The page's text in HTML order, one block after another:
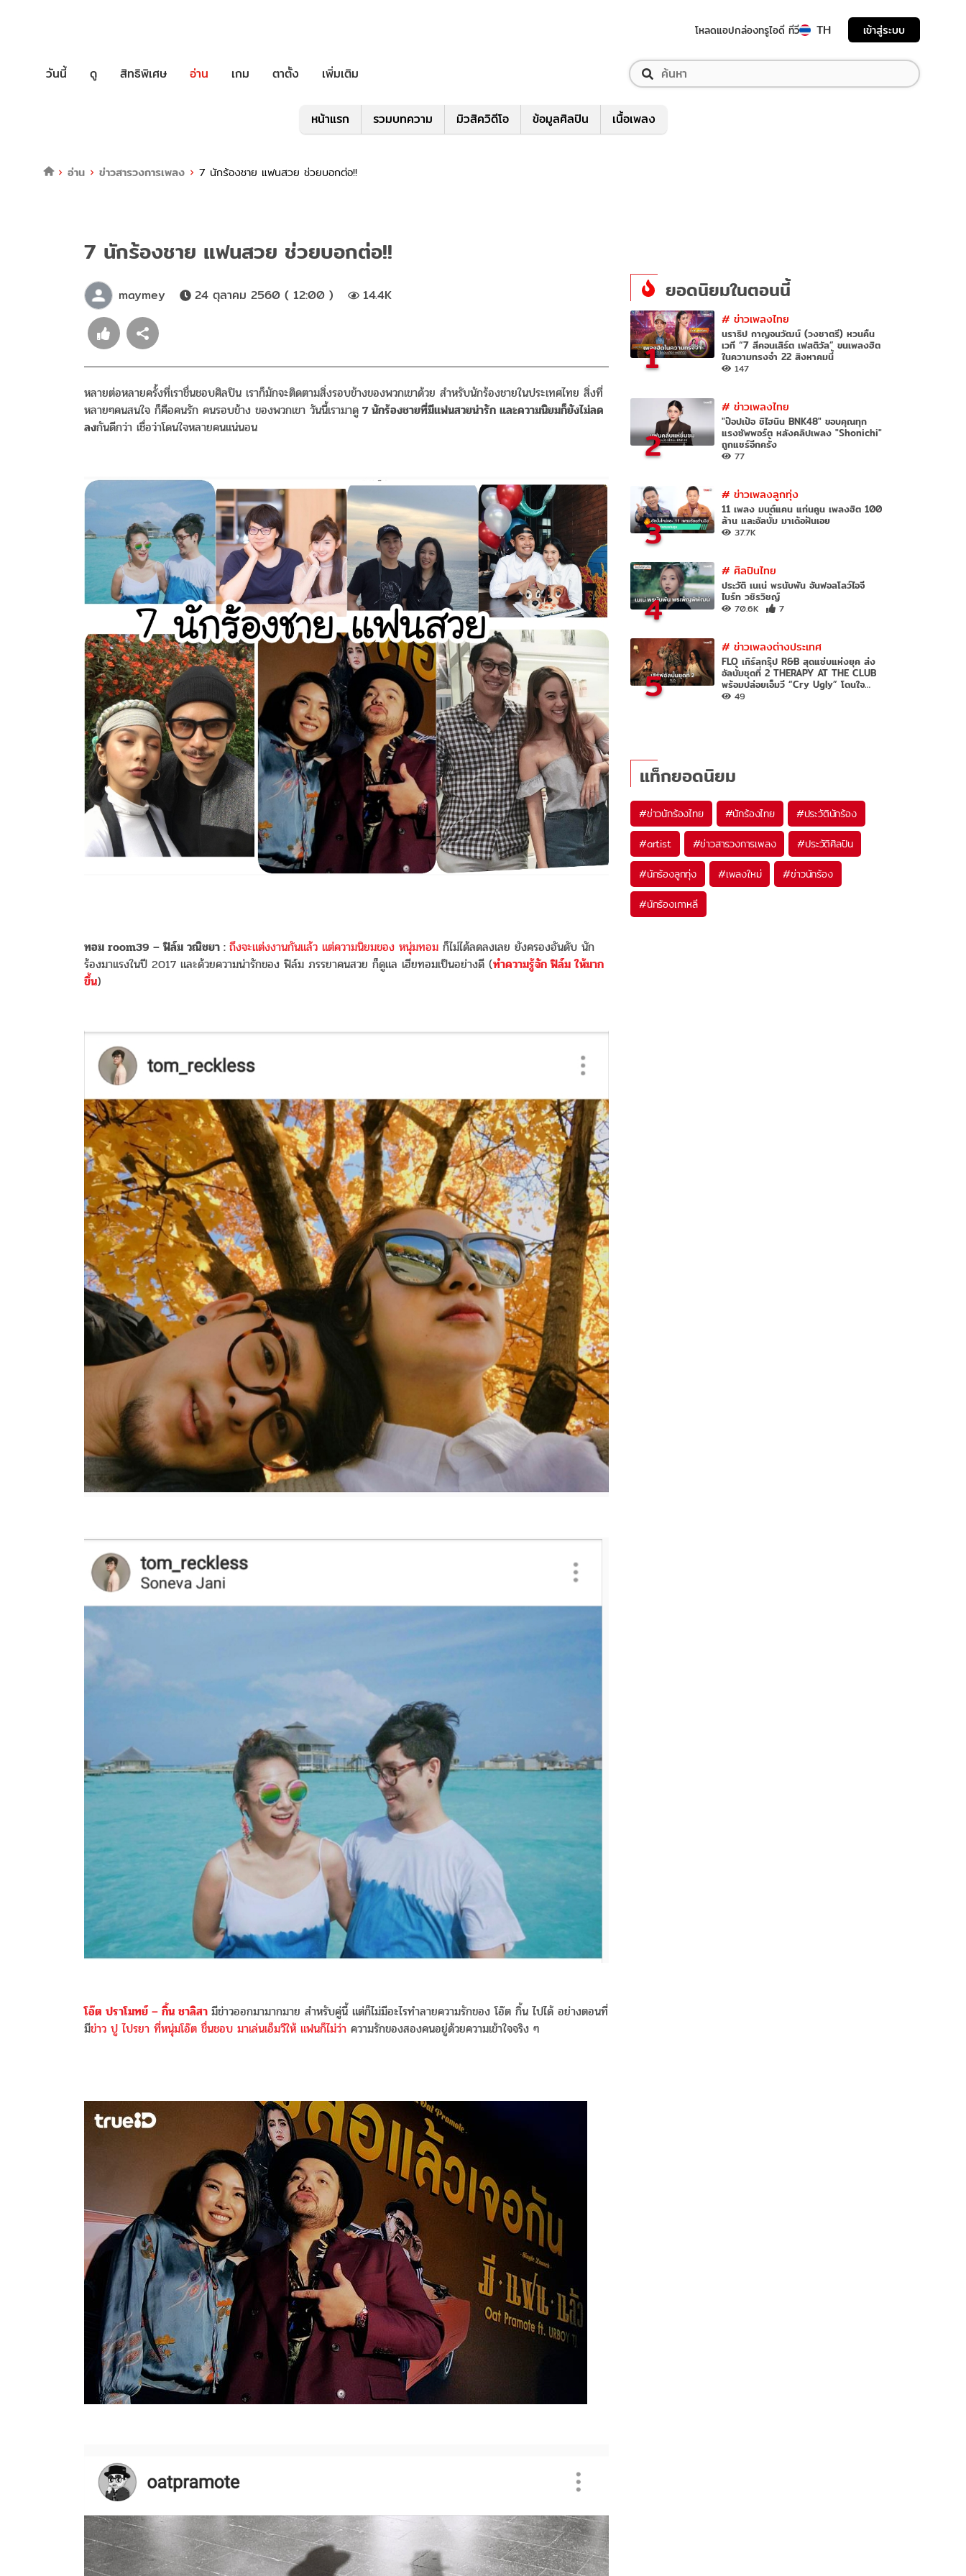
โหลดแอปกล่องทรูไอดี ทีวี TH เข้าสู่ระบบ
วันนี้ ดู สิทธิพิเศษ อ่าน เกม ตาตั้ง เพิ่มเติม
หน้าแรก รวมบทความ มิวสิควิดีโอ ข้อมูลศิลปิน เนื้อเพลง
อ่าน ข่าวสารวงการเพลง 7 นักร้องชาย แฟนสวย ช่วยบอกต่อ!!
7 นักร้องชาย แฟนสวย ช่วยบอกต่อ!!
maymey 24 ตุลาคม 2560 ( 12:00 ) 14.4K
หลายต่อหลายครั้งที่เราชื่นชอบศิลปิน เราก็มักจะติดตามสิ่งรอบข้างของพวกเขาด้วย สำหรับนักร้องชายในประเทศไทย สิ่งที่
หลายๆคนสนใจ ก็คือคนรัก คนรอบข้าง ของพวกเขา วันนี้เรามาดู 7 นักร้องชายที่มีแฟนสวยน่ารัก และความนิยมก็ยังไม่ลด
ลงกันดีกว่า เชื่อว่าโดนใจหลายคนแน่นอน
ทอม room39 – ฟิล์ม วณิชยา : ถึงจะแต่งงานกันแล้ว แต่ความนิยมของ หนุ่มทอม ก็ไม่ได้ลดลงเลย ยังครองอันดับ นัก
ร้องมาแรงในปี 2017 และด้วยความน่ารักของ ฟิล์ม ภรรยาคนสวย ก็ดูแล เฮียทอมเป็นอย่างดี (ทำความรู้จัก ฟิล์ม ให้มาก
ขึ้น)
โอ๊ต ปราโมทย์ – กิ้น ชาลิสา มีข่าวออกมามากมาย สำหรับคู่นี้ แต่ก็ไม่มีอะไรทำลายความรักของ โอ๊ต กิ้น ไปได้ อย่างตอนที่
มีข่าว ปู ไปรยา ที่หนุ่มโอ๊ต ชื่นชอบ มาเล่นเอ็มวีให้ แฟนก็ไม่ว่า ความรักของสองคนอยู่ด้วยความเข้าใจจริง ๆ
ยอดนิยมในตอนนี้
1
# ข่าวเพลงไทย
นราธิป กาญจนวัฒน์ (วงชาตรี) หวนคืน
เวที “7 สีคอนเสิร์ต เฟสติวัล” ขนเพลงฮิต
ในความทรงจำ 22 สิงหาคมนี้
147
2
# ข่าวเพลงไทย
"ป๊อปเป้อ ชิไฮนิน BNK48" ขอบคุณทุก
แรงซัพพอร์ต หลังคลิปเพลง "Shonichi"
ถูกแชร์อีกครั้ง
77
3
# ข่าวเพลงลูกทุ่ง
11 เพลง มนต์แคน แก่นคูน เพลงฮิต 100
ล้าน และอัลบั้ม มาเด้อฝันเอย
37.7K
4
# ศิลปินไทย
ประวัติ เนเน่ พรนับพัน อันฟอลโลว์ไอจี
ไบร์ท วชิรวิชญ์
70.6K 7
5
# ข่าวเพลงต่างประเทศ
FLO เกิร์ลกรุ๊ป R&B สุดแซ่บแห่งยุค ส่ง
อัลบั้มชุดที่ 2 THERAPY AT THE CLUB
พร้อมปล่อยเอ็มวี “Cry Ugly” โดนใจ
แฟน49
แท็กยอดนิยม
#ข่าวนักร้องไทย #นักร้องไทย #ประวัตินักร้อง
#artist #ข่าวสารวงการเพลง #ประวัติศิลปิน
#นักร้องลูกทุ่ง #เพลงใหม่ #ข่าวนักร้อง
#นักร้องเกาหลี